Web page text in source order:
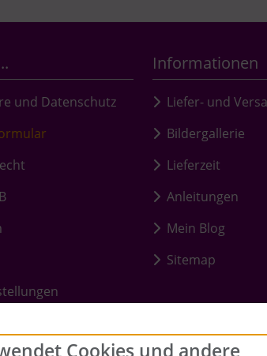
und Datenschutz
Informationen
Liefer- und
Bildergallerie
Lieferzeit
Anleitungen
Mein Blog
Sitemap
Cookies und andere